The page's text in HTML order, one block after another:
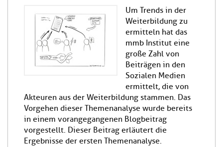
Um Trends in der
Weiterbildung zu
ermitteln hat das
mmb Institut eine
große Zahl von
Beiträgen in den
Sozialen Medien
ermittelt, die von
Akteuren aus der Weiterbildung stammen. Das
Vorgehen dieser Themenanalyse wurde bereits
in einem vorangegangenen Blogbeitrag
vorgestellt. Dieser Beitrag erläutert die
Ergebnisse der ersten Themenanalyse.